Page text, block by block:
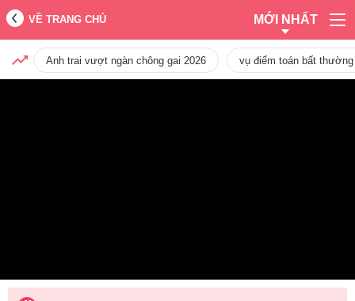
VỀ TRANG CHỦ MỚI NHẤT
Anh trai vượt ngàn chông gai 2026 vụ điểm toán bất